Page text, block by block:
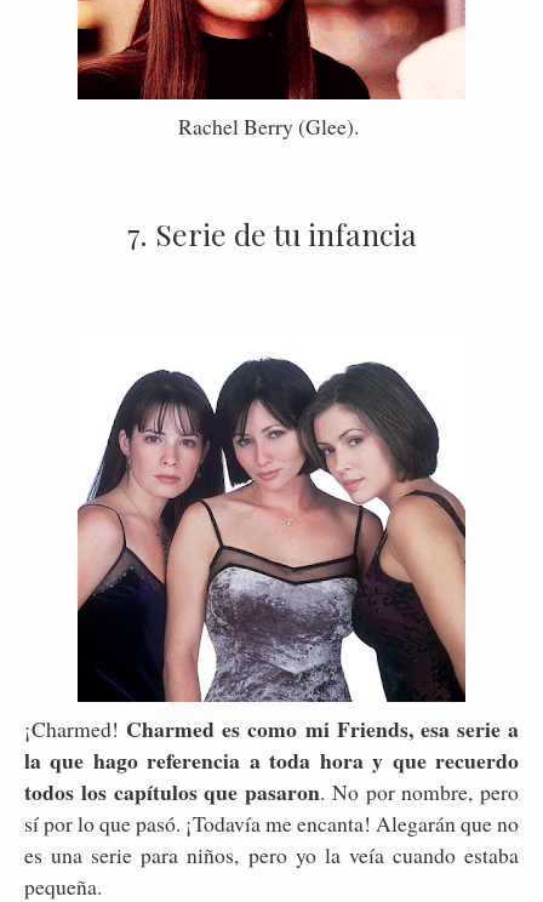
Rachel Berry (Glee).
7. Serie de tu infancia
¡Charmed! Charmed es como mi Friends, esa serie a
la que hago referencia a toda hora y que recuerdo
todos los capítulos que pasaron. No por nombre, pero
sí por lo que pasó. ¡Todavía me encanta! Alegarán que no
es una serie para niños, pero yo la veía cuando estaba
pequeña.